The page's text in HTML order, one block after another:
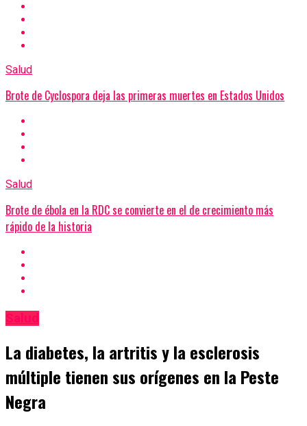
Salud
Brote de Cyclospora deja las primeras muertes en Estados Unidos
Salud
Brote de ébola en la RDC se convierte en el de crecimiento más
rápido de la historia
Salud
La diabetes, la artritis y la esclerosis
múltiple tienen sus orígenes en la Peste
Negra